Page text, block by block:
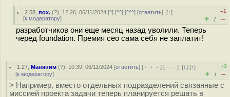
2.58 ,пох. (?), 12:26, 06/11/2024 [^] [^^] [^^^] [ответить][↑]
[к модератору]
–1
+ / –
разработчиков они еще месяц назад уволили. Теперь
черед foundation. Премия ceo сама себя не заплатит!
1.27 ,Маняним (?), 10:39, 06/11/2024 [ответить] [ ﹢﹢﹢] [ · · ·][↓] [↑]
[к модератору]
+3
+ / –
> Например, вместо отдельных подразделений связанные с
миссией проекта задачи теперь планируется решать в